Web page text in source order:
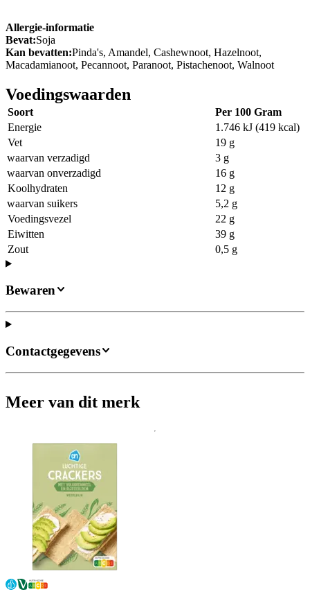
Allergie-informatie
Bevat:Soja
Kan bevatten:Pinda's, Amandel, Cashewnoot, Hazelnoot,
Macadamianoot, Pecannoot, Paranoot, Pistachenoot, Walnoot
Voedingswaarden
Soort
Per 100 Gram
Energie
1.746 kJ (419 kcal)
Vet
19 g
waarvan verzadigd
3 g
waarvan onverzadigd
16 g
Koolhydraten
12 g
waarvan suikers
5,2 g
Voedingsvezel
22 g
Eiwitten
39 g
Zout
0,5 g
Bewaren
Contactgegevens
Meer van dit merk